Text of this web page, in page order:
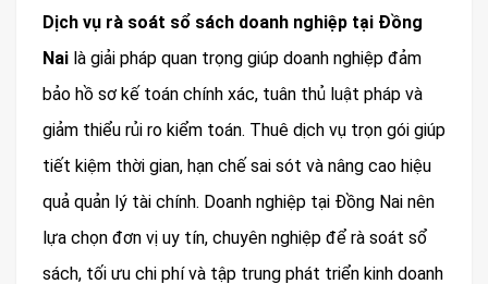
Dịch vụ rà soát sổ sách doanh nghiệp tại Đồng
Nai là giải pháp quan trọng giúp doanh nghiệp đảm
bảo hồ sơ kế toán chính xác, tuân thủ luật pháp và
giảm thiểu rủi ro kiểm toán. Thuê dịch vụ trọn gói giúp
tiết kiệm thời gian, hạn chế sai sót và nâng cao hiệu
quả quản lý tài chính. Doanh nghiệp tại Đồng Nai nên
lựa chọn đơn vị uy tín, chuyên nghiệp để rà soát sổ
sách, tối ưu chi phí và tập trung phát triển kinh doanh